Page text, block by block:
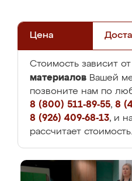
Цена
Стоимость зависит от
материалов Вашей
позвоните нам по
8 (800) 511-89-55, 8
8 (926) 409-68-13, и
рассчитает стоимость.